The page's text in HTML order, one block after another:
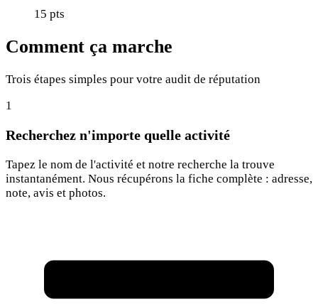
15 pts
Comment ça marche
Trois étapes simples pour votre audit de réputation
1
Recherchez n'importe quelle activité
Tapez le nom de l'activité et notre recherche la trouve
instantanément. Nous récupérons la fiche complète : adresse,
note, avis et photos.